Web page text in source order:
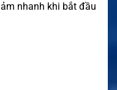
nhanh khi bắt đầu